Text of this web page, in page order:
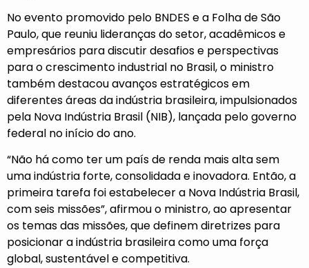
No evento promovido pelo BNDES e a Folha de São
Paulo, que reuniu lideranças do setor, acadêmicos e
empresários para discutir desafios e perspectivas
para o crescimento industrial no Brasil, o ministro
também destacou avanços estratégicos em
diferentes áreas da indústria brasileira, impulsionados
pela Nova Indústria Brasil (NIB), lançada pelo governo
federal no início do ano.
“Não há como ter um país de renda mais alta sem
uma indústria forte, consolidada e inovadora. Então, a
primeira tarefa foi estabelecer a Nova Indústria Brasil,
com seis missões”, afirmou o ministro, ao apresentar
os temas das missões, que definem diretrizes para
posicionar a indústria brasileira como uma força
global, sustentável e competitiva.